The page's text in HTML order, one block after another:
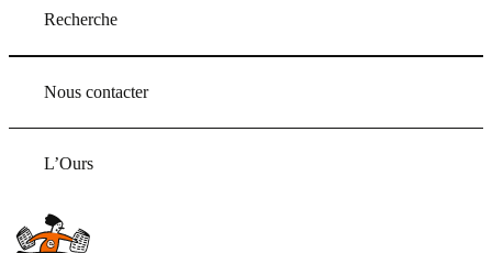
Recherche
Nous contacter
L’Ours